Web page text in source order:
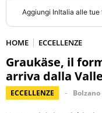
Aggiungi InItalia alle tue
HOME ECCELLENZE
Graukäse, il
arriva dalla
ECCELLENZE Bolzano